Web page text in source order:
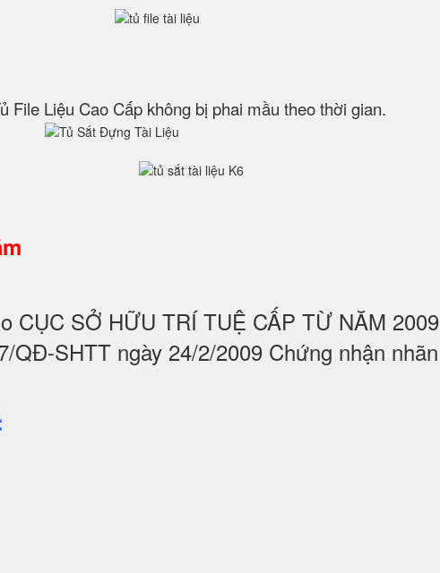
Liệu Cao Cấp không bị phai mầu theo thời gian.
CỤC SỞ HỮU TRÍ TUỆ CẤP TỪ NĂM
SHTT ngày 24/2/2009 Chứng nhận